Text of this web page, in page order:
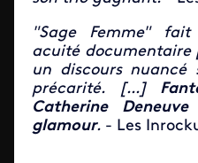
"Sage Femme"
acuité
un discours
précarité. [...]
Catherine
glamour. - Les